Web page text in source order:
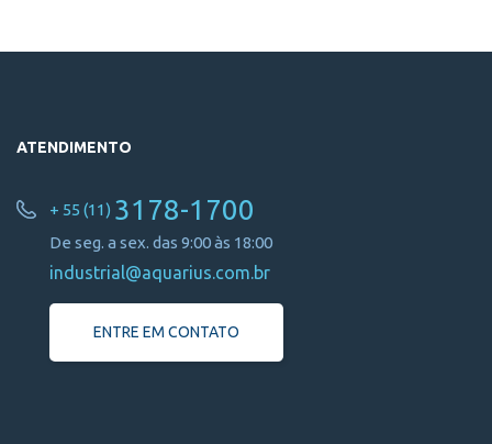
ATENDIMENTO
+ 55 (11) 3178-1700
De seg. a sex. das 9:00 às 18:00
industrial@aquarius.com.br
ENTRE EM CONTATO